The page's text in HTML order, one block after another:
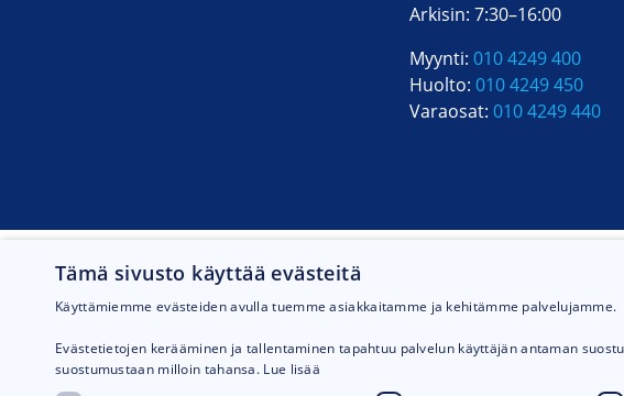
Arkisin: 7:30–16:00
Myynti: 010 4249 400
Huolto: 010 4249 450
Varaosat: 010 4249 440
Tämä sivusto käyttää evästeitä
Käyttämiemme evästeiden avulla tuemme asiakkaitamme ja kehitämme palvelujamme.
Evästetietojen kerääminen ja tallentaminen tapahtuu palvelun käyttäjän antaman
suostumustaan milloin tahansa. Lue lisää